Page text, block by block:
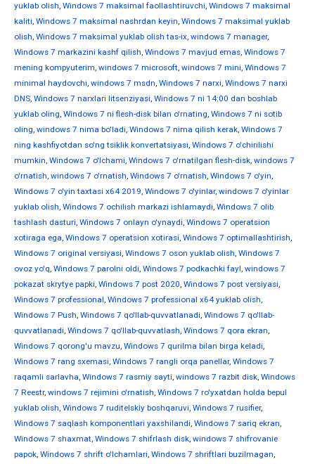
yuklab olish, Windows 7 maksimal faollashtiruvchi, Windows 7 maksimal
kaliti, Windows 7 maksimal nashrdan keyin, Windows 7 maksimal yuklab
olish, Windows 7 maksimal yuklab olish tas-ix, windows 7 manager,
Windows 7 markazini kashf qilish, Windows 7 mavjud emas, Windows 7
mening kompyuterim, windows 7 microsoft, windows 7 mini, Windows 7
minimal haydovchi, windows 7 msdn, Windows 7 narxi, Windows 7 narxi
DNS, Windows 7 narxlari litsenziyasi, Windows 7 ni 14:00 dan boshlab
yuklab oling, Windows 7 ni flesh-disk bilan o'rnating, Windows 7 ni sotib
oling, windows 7 nima bo'ladi, Windows 7 nima qilish kerak, Windows 7
ning kashfiyotdan so'ng tsiklik konvertatsiyasi, Windows 7 o'chirilishi
mumkin, Windows 7 o'lchami, Windows 7 o'rnatilgan flesh-disk, windows 7
o'rnatish, windows 7 o'rnatish, Windows 7 o'rnatish, Windows 7 o'yin,
Windows 7 o'yin taxtasi x64 2019, Windows 7 o'yinlar, windows 7 o'yinlar
yuklab olish, Windows 7 ochilish markazi ishlamaydi, Windows 7 olib
tashlash dasturi, Windows 7 onlayn o'ynaydi, Windows 7 operatsion
xotiraga ega, Windows 7 operatsion xotirasi, Windows 7 optimallashtirish,
Windows 7 original versiyasi, Windows 7 oson yuklab olish, Windows 7
ovoz yo'q, Windows 7 parolni oldi, Windows 7 podkachki fayl, windows 7
pokazat skrytye papki, Windows 7 post 2020, Windows 7 post versiyasi,
Windows 7 professional, Windows 7 professional x64 yuklab olish,
Windows 7 Push, Windows 7 qo'llab-quvvatlanadi, Windows 7 qo'llab-
quvvatlanadi, Windows 7 qo'llab-quvvatlash, Windows 7 qora ekran,
Windows 7 qorong'u mavzu, Windows 7 qurilma bilan birga keladi,
Windows 7 rang sxemasi, Windows 7 rangli orqa panellar, Windows 7
raqamli sarlavha, Windows 7 rasmiy sayti, windows 7 razbit disk, Windows
7 Reestr, windows 7 rejimini o'rnatish, Windows 7 ro'yxatdan holda bepul
yuklab olish, Windows 7 ruditelskiy boshqaruvi, Windows 7 rusifier,
Windows 7 saqlash komponentlari yaxshilandi, Windows 7 sariq ekran,
Windows 7 shaxmat, Windows 7 shifrlash disk, windows 7 shifrovanie
papok, Windows 7 shrift o'lchamlari, Windows 7 shriftlari buzilmagan,